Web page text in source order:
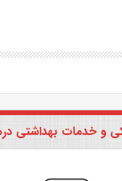
و خدمات بهداشتی